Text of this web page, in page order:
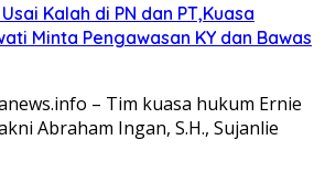
Kalah di PN dan PT,Kuasa
Minta Pengawasan KY dan Bawas
– Tim kuasa hukum Ernie
Abraham Ingan, S.H., Sujanlie